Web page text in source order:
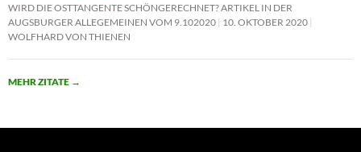
WIRD DIE OSTTANGENTE SCHÖNGERECHNET? ARTIKEL IN DER
AUGSBURGER ALLEGEMEINEN VOM 9.102020 10. OKTOBER 2020
WOLFHARD VON THIENEN
MEHR ZITATE →